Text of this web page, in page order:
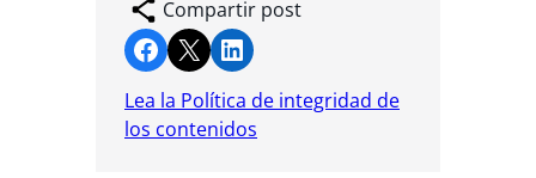
Compartir post
Compartir en Facebook Compartir en X Compartir en LinkedIn
Lea la Política de integridad de
los contenidos